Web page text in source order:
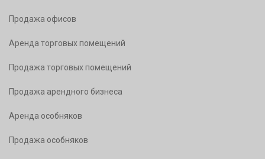
Продажа офисов
Аренда торговых помещений
Продажа торговых помещений
Продажа арендного бизнеса
Аренда особняков
Продажа особняков